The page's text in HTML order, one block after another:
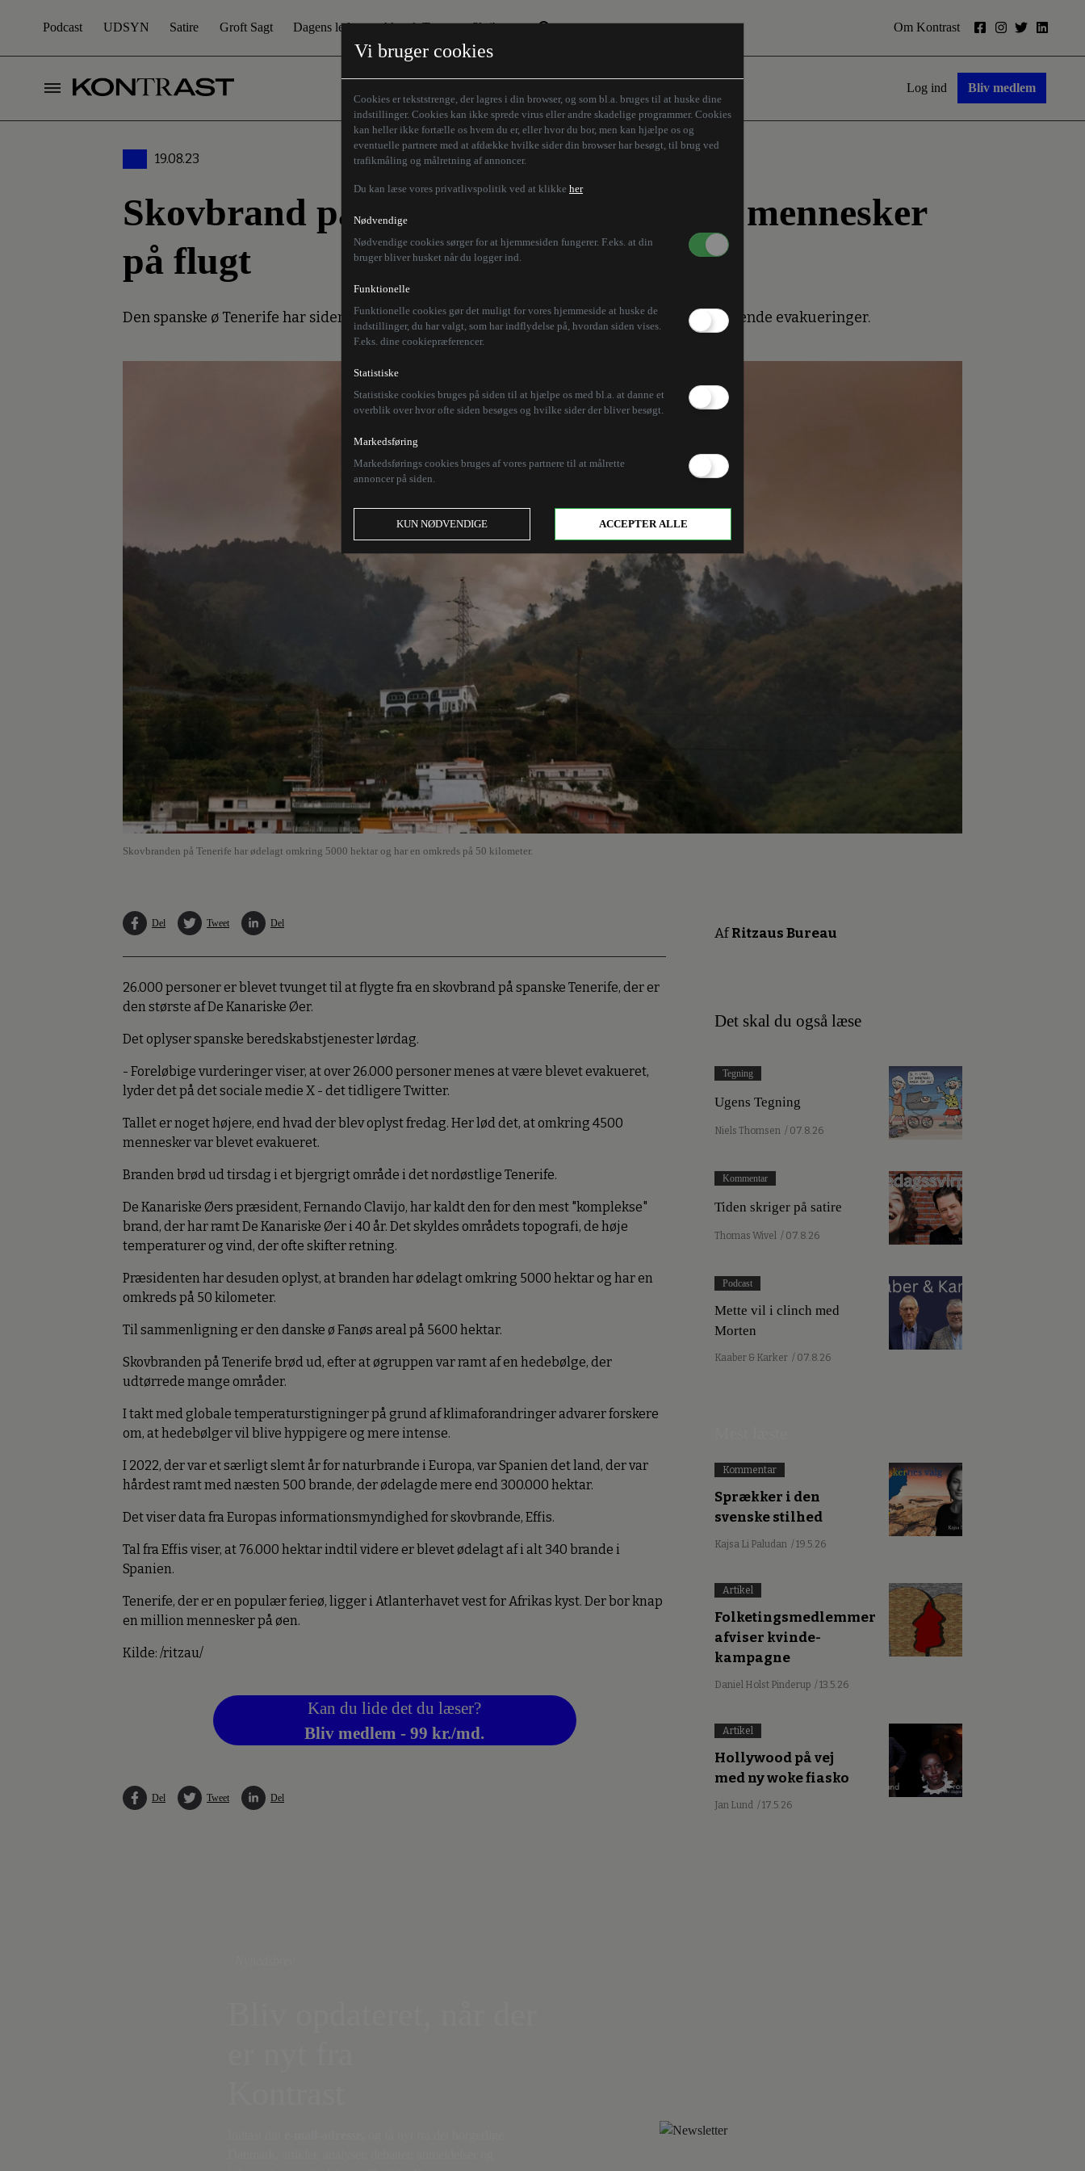
Vi bruger cookies
Cookies er tekststrenge, der lagres i din browser, og som bl.a. bruges til at huske dine
indstillinger. Cookies kan ikke sprede virus eller andre skadelige programmer. Cookies
kan heller ikke fortælle os hvem du er, eller hvor du bor, men kan hjælpe os og
eventuelle partnere med at afdække hvilke sider din browser har besøgt, til brug ved
trafikmåling og målretning af annoncer.
Du kan læse vores privatlivspolitik ved at klikke her
Nødvendige
Nødvendige cookies sørger for at hjemmesiden fungerer. F.eks. at din
bruger bliver husket når du logger ind.
Funktionelle
Funktionelle cookies gør det muligt for vores hjemmeside at huske de
indstillinger, du har valgt, som har indflydelse på, hvordan siden vises.
F.eks. dine cookiepræferencer.
Statistiske
Statistiske cookies bruges på siden til at hjælpe os med bl.a. at danne et
overblik over hvor ofte siden besøges og hvilke sider der bliver besøgt.
Markedsføring
Markedsførings cookies bruges af vores partnere til at målrette
annoncer på siden.
KUN NØDVENDIGE ACCEPTER ALLE
Podcast UDSYN Satire Groft Sagt Dagens leder Aktuelt Tema
Den borgelige brille
Humaniora forfra
Store Danskere
Skribenter
Z-aksen
Om Kontrast
Log ind Bliv medlem
19.08.23
Skovbrand på Tenerife sender 26.000 mennesker
på flugt
Den spanske ø Tenerife har siden tirsdag været ramt af en skovbrand, der har udløst omfattende evakueringer.
Skovbranden på Tenerife har ødelagt omkring 5000 hektar og har en omkreds på 50 kilometer.
Del Tweet Del
26.000 personer er blevet tvunget til at flygte fra en skovbrand på spanske Tenerife, der er
den største af De Kanariske Øer.
Det oplyser spanske beredskabstjenester lørdag.
- Foreløbige vurderinger viser, at over 26.000 personer menes at være blevet evakueret,
lyder det på det sociale medie X - det tidligere Twitter.
Tallet er noget højere, end hvad der blev oplyst fredag. Her lød det, at omkring 4500
mennesker var blevet evakueret.
Branden brød ud tirsdag i et bjergrigt område i det nordøstlige Tenerife.
De Kanariske Øers præsident, Fernando Clavijo, har kaldt den for den mest "komplekse"
brand, der har ramt De Kanariske Øer i 40 år. Det skyldes områdets topografi, de høje
temperaturer og vind, der ofte skifter retning.
Præsidenten har desuden oplyst, at branden har ødelagt omkring 5000 hektar og har en
omkreds på 50 kilometer.
Til sammenligning er den danske ø Fanøs areal på 5600 hektar.
Skovbranden på Tenerife brød ud, efter at øgruppen var ramt af en hedebølge, der
udtørrede mange områder.
I takt med globale temperaturstigninger på grund af klimaforandringer advarer forskere
om, at hedebølger vil blive hyppigere og mere intense.
I 2022, der var et særligt slemt år for naturbrande i Europa, var Spanien det land, der var
hårdest ramt med næsten 500 brande, der ødelagde mere end 300.000 hektar.
Det viser data fra Europas informationsmyndighed for skovbrande, Effis.
Tal fra Effis viser, at 76.000 hektar indtil videre er blevet ødelagt af i alt 340 brande i
Spanien.
Tenerife, der er en populær ferieø, ligger i Atlanterhavet vest for Afrikas kyst. Der bor knap
en million mennesker på øen.
Kilde: /ritzau/
Kan du lide det du læser?
Bliv medlem - 99 kr./md.
Del Tweet Del
AfRitzaus Bureau
Det skal du også læse
Tegning
Ugens Tegning
Niels Thomsen / 07.8.26
Kommentar
Tiden skriger på satire
Thomas Wivel / 07.8.26
Podcast
Mette vil i clinch med
Morten
Kaaber & Karker / 07.8.26
Kommentar
Sprækker i den
svenske stilhed
Kajsa Li Paludan / 19.5.26
Artikel
Folketingsmedlemmer
afviser kvinde-
kampagne
Daniel Holst Pinderup / 13.5.26
Artikel
Hollywood på vej
med ny woke fiasko
Jan Lund / 17.5.26